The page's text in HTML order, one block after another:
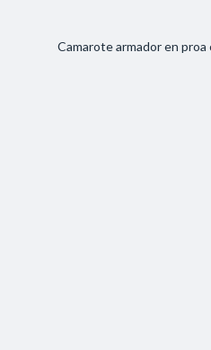
Camarote armador en